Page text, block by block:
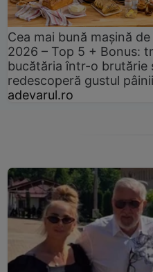
Cea mai bună mașină
2026 – Top 5 + Bonus:
bucătăria într-o brutărie
redescoperă gustul
adevarul.ro